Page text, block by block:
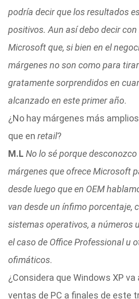
podría decir que los resultados
positivos. Aun así debo decir
Microsoft que, si bien en el
márgenes no son como para
gratamente sorprendidos en
alcanzado en este primer año.
¿No hay márgenes más
que en retail?
M.L No lo sé porque
márgenes que ofrece Microsoft
desde luego que en OEM
van desde un ínfimo porcentaje,
sistemas operativos, a números
el caso de Office Professional u
ofimáticos.
¿Considera que Windows XP
ventas de PC a finales de este